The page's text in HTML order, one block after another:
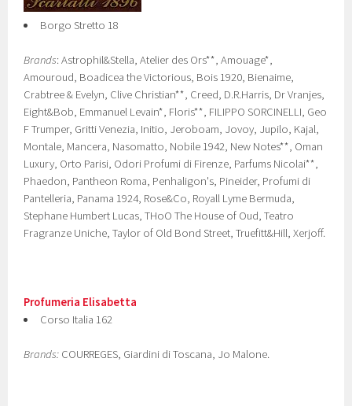
Borgo Stretto 18
Brands: Astrophil&Stella, Atelier des Ors**, Amouage*,
Amouroud, Boadicea the Victorious, Bois 1920, Bienaime,
Crabtree & Evelyn, Clive Christian**, Creed, D.R.Harris, Dr Vranjes,
Eight&Bob, Emmanuel Levain*, Floris**, FILIPPO SORCINELLI, Geo
F Trumper, Gritti Venezia, Initio, Jeroboam, Jovoy, Jupilo, Kajal,
Montale, Mancera, Nasomatto, Nobile 1942, New Notes**, Oman
Luxury, Orto Parisi, Odori Profumi di Firenze, Parfums Nicolai**,
Phaedon, Pantheon Roma, Penhaligon's, Pineider, Profumi di
Pantelleria, Panama 1924, Rose&Co, Royall Lyme Bermuda,
Stephane Humbert Lucas, THoO The House of Oud, Teatro
Fragranze Uniche, Taylor of Old Bond Street, Truefitt&Hill, Xerjoff.
Profumeria Elisabetta
Corso Italia 162
Brands: COURREGES, Giardini di Toscana, Jo Malone.